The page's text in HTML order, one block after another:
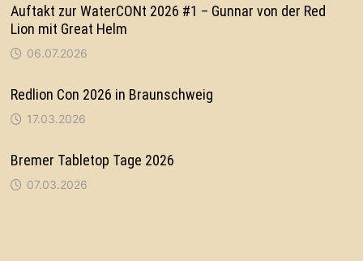
Auftakt zur WaterCONt 2026 #1 – Gunnar von der Red
Lion mit Great Helm
06.07.2026
Redlion Con 2026 in Braunschweig
17.03.2026
Bremer Tabletop Tage 2026
07.03.2026